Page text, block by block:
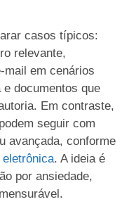
casos típicos:
relevante,
mail em cenários
documentos que
Em contraste,
seguir com
avançada, conforme
. A ideia é
por ansiedade,